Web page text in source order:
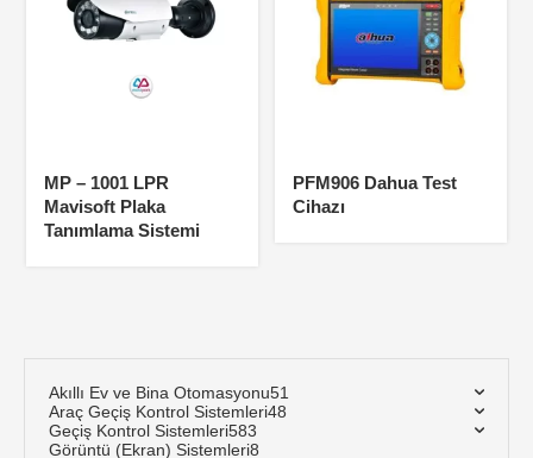
MP – 1001 LPR
Mavisoft Plaka
Tanımlama Sistemi
PFM906 Dahua Test
Cihazı
Akıllı Ev ve Bina Otomasyonu51
Araç Geçiş Kontrol Sistemleri48
Geçiş Kontrol Sistemleri583
Görüntü (Ekran) Sistemleri8